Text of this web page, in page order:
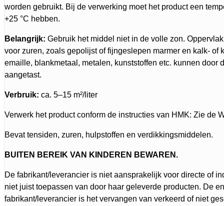
worden gebruikt. Bij de verwerking moet het product een
+25 °C hebben.
Belangrijk: Gebruik het middel niet in de volle zon.
voor zuren, zoals gepolijst of fijngeslepen marmer en kalk- of
emaille, blankmetaal, metalen, kunststoffen etc. kunnen door
aangetast.
Verbruik: ca. 5–15 m²/liter
Verwerk het product conform de instructies van HMK: Zie de
Bevat tensiden, zuren, hulpstoffen en verdikkingsmiddelen.
BUITEN BEREIK VAN KINDEREN BEWAREN.
De fabrikant/leverancier is niet aansprakelijk voor directe of
niet juist toepassen van door haar geleverde producten. De
fabrikant/leverancier is het vervangen van verkeerd of niet